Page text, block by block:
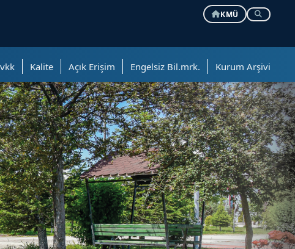
KMÜ
Kalite Açık Erişim Engelsiz Bil.mrk. Kurum Arşivi